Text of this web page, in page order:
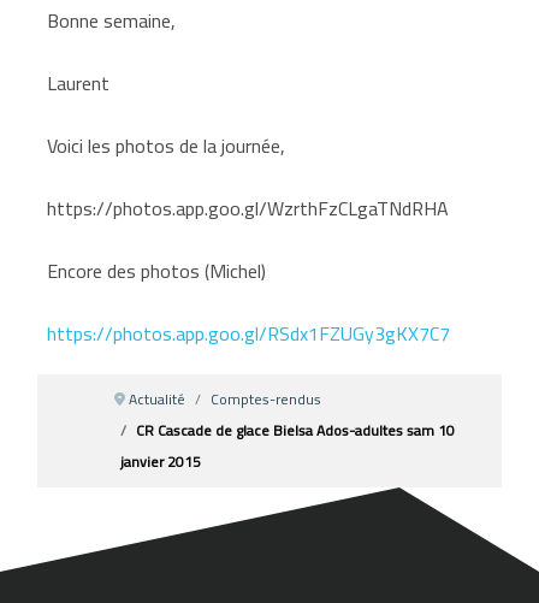
Bonne semaine,
Laurent
Voici les photos de la journée,
https://photos.app.goo.gl/WzrthFzCLgaTNdRHA
Encore des photos (Michel)
https://photos.app.goo.gl/RSdx1FZUGy3gKX7C7
Actualité
Comptes-rendus
CR Cascade de glace Bielsa Ados-adultes sam 10
janvier 2015